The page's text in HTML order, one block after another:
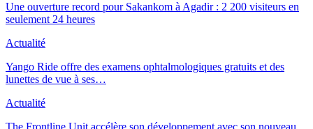
Une ouverture record pour Sakankom à Agadir : 2 200 visiteurs en
seulement 24 heures
Actualité
Yango Ride offre des examens ophtalmologiques gratuits et des
lunettes de vue à ses…
Actualité